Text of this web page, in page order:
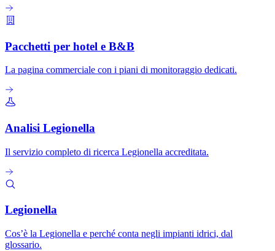
Pacchetti per hotel e B&B
La pagina commerciale con i piani di monitoraggio dedicati.
Analisi Legionella
Il servizio completo di ricerca Legionella accreditata.
Legionella
Cos’è la Legionella e perché conta negli impianti idrici, dal
glossario.